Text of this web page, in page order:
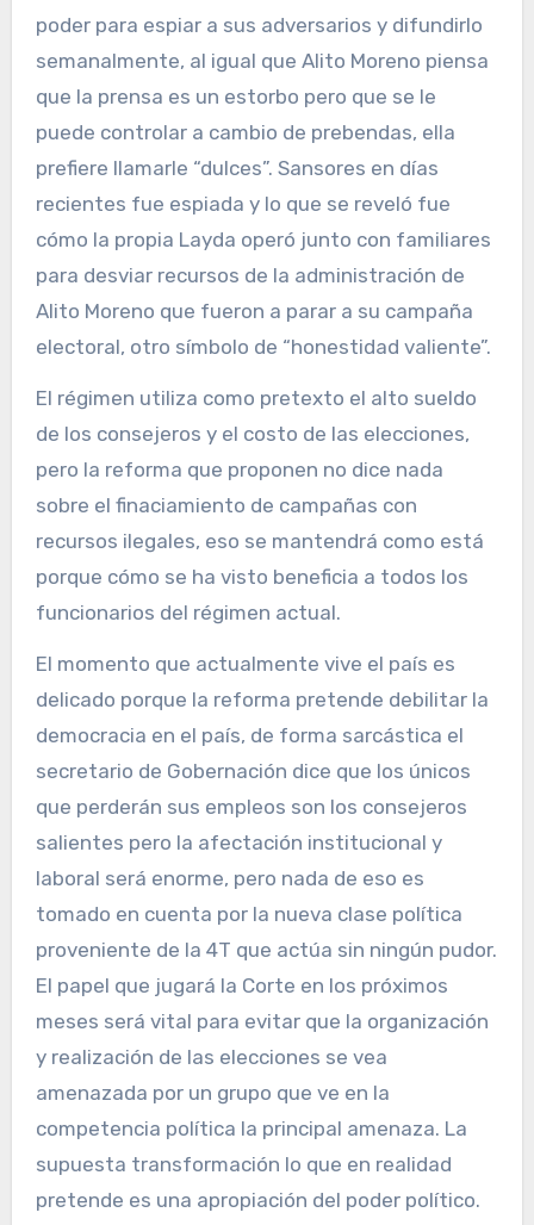
poder para espiar a sus adversarios y difundirlo
semanalmente, al igual que Alito Moreno piensa
que la prensa es un estorbo pero que se le
puede controlar a cambio de prebendas, ella
prefiere llamarle “dulces”. Sansores en días
recientes fue espiada y lo que se reveló fue
cómo la propia Layda operó junto con familiares
para desviar recursos de la administración de
Alito Moreno que fueron a parar a su campaña
electoral, otro símbolo de “honestidad valiente”.
El régimen utiliza como pretexto el alto sueldo
de los consejeros y el costo de las elecciones,
pero la reforma que proponen no dice nada
sobre el finaciamiento de campañas con
recursos ilegales, eso se mantendrá como está
porque cómo se ha visto beneficia a todos los
funcionarios del régimen actual.
El momento que actualmente vive el país es
delicado porque la reforma pretende debilitar la
democracia en el país, de forma sarcástica el
secretario de Gobernación dice que los únicos
que perderán sus empleos son los consejeros
salientes pero la afectación institucional y
laboral será enorme, pero nada de eso es
tomado en cuenta por la nueva clase política
proveniente de la 4T que actúa sin ningún pudor.
El papel que jugará la Corte en los próximos
meses será vital para evitar que la organización
y realización de las elecciones se vea
amenazada por un grupo que ve en la
competencia política la principal amenaza. La
supuesta transformación lo que en realidad
pretende es una apropiación del poder político.